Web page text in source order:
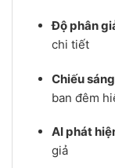
Độ phân
chi tiết
Chiếu
ban đêm
AI phát
giả